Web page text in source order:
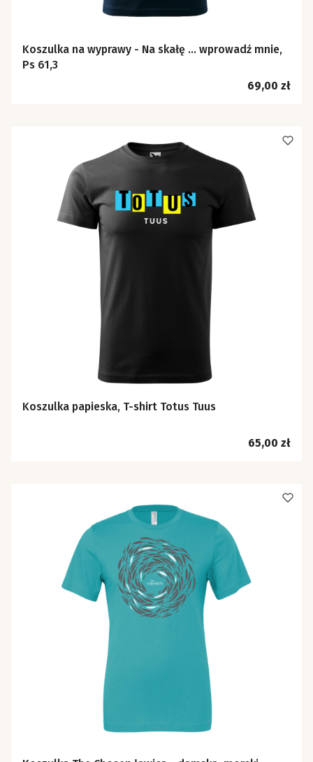
Koszulka na wyprawy - Na skałę ... wprowadź mnie,
Ps 61,3
Cena
69,00 zł
Koszulka papieska, T-shirt Totus Tuus
Cena
65,00 zł